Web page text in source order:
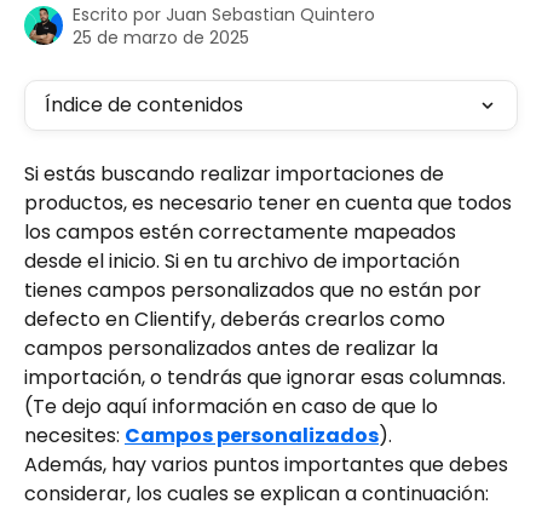
Escrito por Juan Sebastian Quintero
25 de marzo de 2025
Índice de contenidos
Si estás buscando realizar importaciones de
productos, es necesario tener en cuenta que todos
los campos estén correctamente mapeados
desde el inicio. Si en tu archivo de importación
tienes campos personalizados que no están por
defecto en Clientify, deberás crearlos como
campos personalizados antes de realizar la
importación, o tendrás que ignorar esas columnas.
(Te dejo aquí información en caso de que lo
necesites: Campos personalizados).
Además, hay varios puntos importantes que debes
considerar, los cuales se explican a continuación: